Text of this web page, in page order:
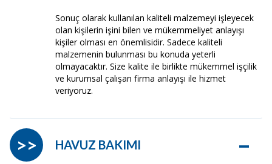
Sonuç olarak kullanılan kaliteli malzemeyi işleyecek
olan kişilerin işini bilen ve mükemmeliyet anlayışı
kişiler olması en önemlisidir. Sadece kaliteli
malzemenin bulunması bu konuda yeterli
olmayacaktır. Size kalite ile birlikte mükemmel işçilik
ve kurumsal çalışan firma anlayışı ile hizmet
veriyoruz.
HAVUZ BAKIMI –
>>